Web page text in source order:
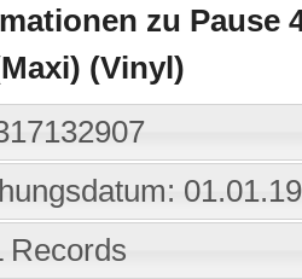
zu Pause
(Vinyl)
Records